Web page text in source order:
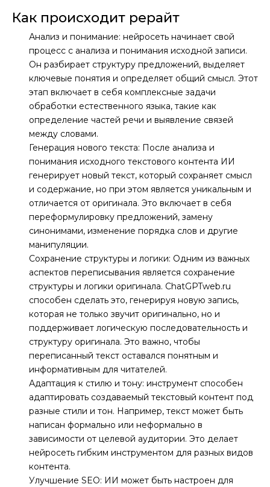
Как происходит рерайт
Анализ и понимание: нейросеть начинает свой
процесс с анализа и понимания исходной записи.
Он разбирает структуру предложений, выделяет
ключевые понятия и определяет общий смысл. Этот
этап включает в себя комплексные задачи
обработки естественного языка, такие как
определение частей речи и выявление связей
между словами.
Генерация нового текста: После анализа и
понимания исходного текстового контента ИИ
генерирует новый текст, который сохраняет смысл
и содержание, но при этом является уникальным и
отличается от оригинала. Это включает в себя
переформулировку предложений, замену
синонимами, изменение порядка слов и другие
манипуляции.
Сохранение структуры и логики: Одним из важных
аспектов переписывания является сохранение
структуры и логики оригинала. ChatGPTweb.ru
способен сделать это, генерируя новую запись,
которая не только звучит оригинально, но и
поддерживает логическую последовательность и
структуру оригинала. Это важно, чтобы
переписанный текст оставался понятным и
информативным для читателей.
Адаптация к стилю и тону: инструмент способен
адаптировать создаваемый текстовый контент под
разные стили и тон. Например, текст может быть
написан формально или неформально в
зависимости от целевой аудитории. Это делает
нейросеть гибким инструментом для разных видов
контента.
Улучшение SEO: ИИ может быть настроен для